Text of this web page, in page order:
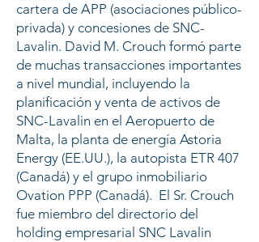
cartera de APP (asociaciones público-
privada) y concesiones de SNC-
Lavalin. David M. Crouch formó parte
de muchas transacciones importantes
a nivel mundial, incluyendo la
planificación y venta de activos de
SNC-Lavalin en el Aeropuerto de
Malta, la planta de energía Astoria
Energy (EE.UU.), la autopista ETR 407
(Canadá) y el grupo inmobiliario
Ovation PPP (Canadá). El Sr. Crouch
fue miembro del directorio del
holding empresarial SNC Lavalin